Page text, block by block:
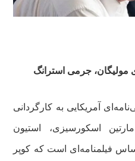
مولیگان، جرمی استرانگ
آمریکایی به کارگردانی
اسکورسیزی، استیون
فیلمنامه‌ای است که کوپر